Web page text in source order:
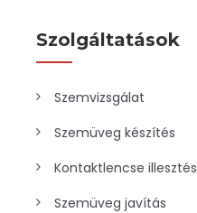
Szolgáltatások
Szemvizsgálat
Szemüveg készítés
Kontaktlencse illesztés
Szemüveg javítás